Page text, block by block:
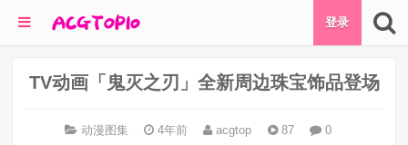
登录
TV动画「鬼灭之刃」全新周边珠宝饰品登场
动漫图集 4年前 acgtop 87 0